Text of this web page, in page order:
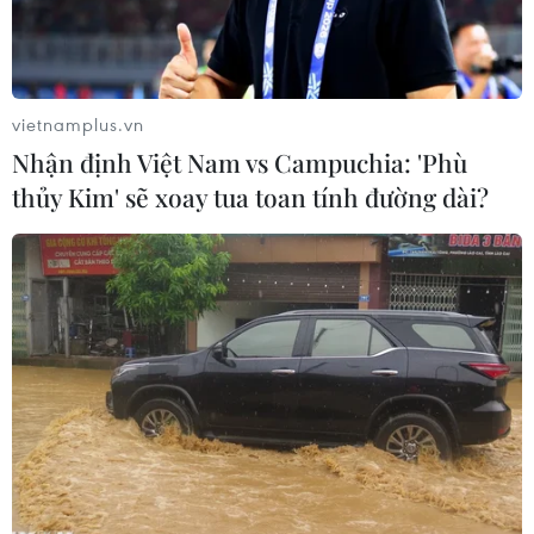
chương Đồng
5 thí sinh của Đội tuyển quốc gia Việt Nam dự thi Olympic Vật lý
quốc tế lần thứ 49 đều đoạt giải. (Ảnh: TTXVN phát)
Ngày 29/7, đại diện Cục Quản lý chất lượng - Bộ
vietnamplus.vn
Nhận định Việt Nam vs Campuchia: 'Phù
thủy Kim' sẽ xoay tua toan tính đường dài?